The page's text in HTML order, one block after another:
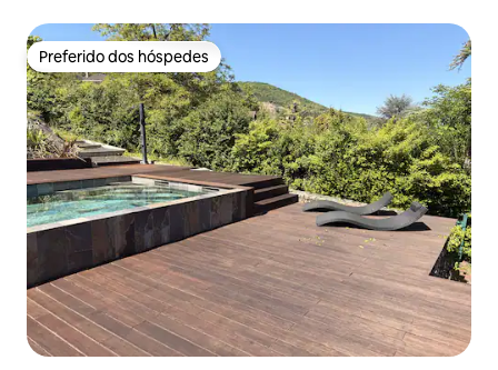
Preferido dos hóspedes
Preferido dos hóspedes